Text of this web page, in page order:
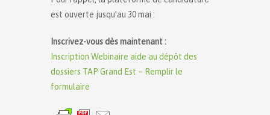
est ouverte jusqu’au 30 mai :
Inscrivez-vous dès maintenant :
Inscription Webinaire aide au dépôt des
dossiers TAP Grand Est – Remplir le
formulaire